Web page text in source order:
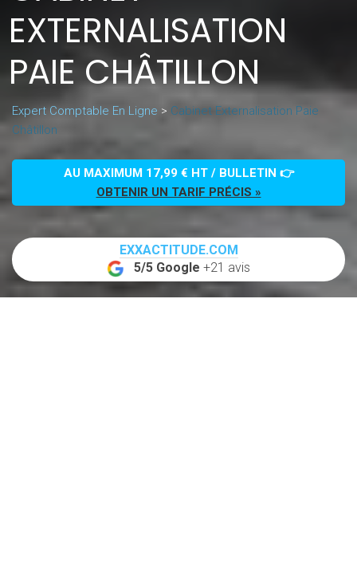
EXTERNALISATION
PAIE CHÂTILLON
Expert Comptable En Ligne > Cabinet Externalisation Paie
Châtillon
AU MAXIMUM 17,99 € HT / BULLETIN 👉
OBTENIR UN TARIF PRÉCIS »
EXXACTITUDE.COM
5/5 Google +21 avis